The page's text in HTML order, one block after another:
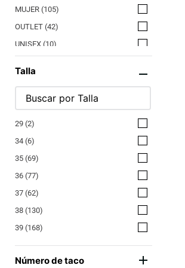
MUJER (105)
OUTLET (42)
UNISEX (10)
Número de taco
Talla
29 (2)
34 (6)
35 (69)
36 (77)
37 (62)
38 (130)
39 (168)
40 (119)
41 (100)